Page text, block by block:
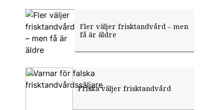
Fler väljer frisktandvård – men
få är äldre
Varnar för falska
frisktandvårdssäljare
Stor hälsoekonomisk studie om
frisktandvård startas
Friska väljer frisktandvård